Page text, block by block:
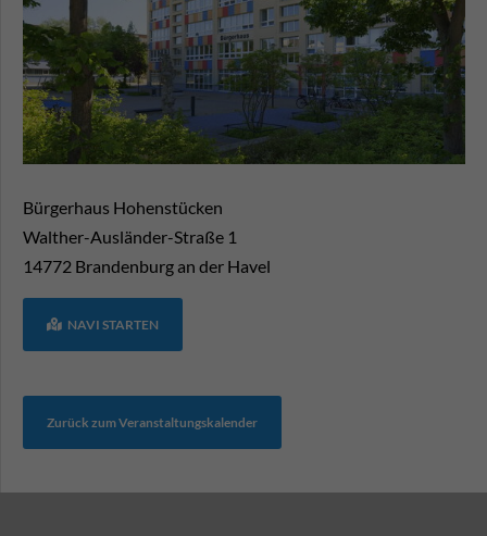
Bürgerhaus Hohenstücken
Walther-Ausländer-Straße 1
14772 Brandenburg an der Havel
NAVI STARTEN
Zurück zum Veranstaltungskalender